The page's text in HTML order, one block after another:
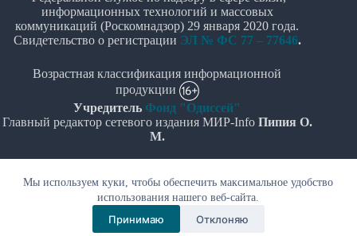
Мы используем куки, чтобы обеспечить максимальное удобство
использования нашего веб-сайта.
Принимаю Отклоняю
информационных технологий и массовых
коммуникаций (Роскомнадзор) 29 января 2020 года.
Свидетельство о регистрации ЭЛ № ФС 77 – 77646.
Возрастная классификация информационной
продукции
Учредитель Фонд "Одиссей"
Главный редактор сетевого издания МИР-Info Пипия О.
М.
данных
© Все права защищены 2020-2026г. - "МИР-Info"